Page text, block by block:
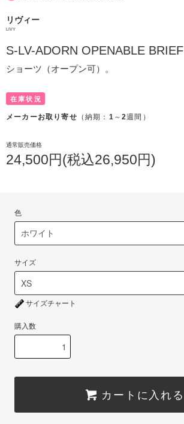
リヴィー
LIVY
S-LV-ADORN OPENABLE BRIEF
ショーツ（オープン可）。
在庫状況
メーカーお取り寄せ （納期： 1 ～2週間）
通常販売価格
24,500円(税込26,950円)
色
サイズ
サイズチャート
購入数
カートに入れる